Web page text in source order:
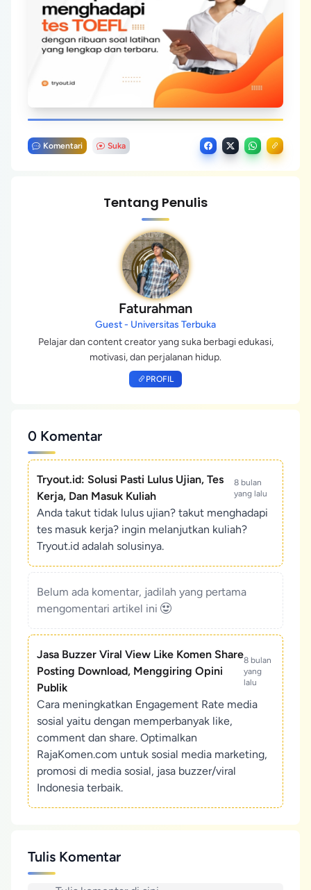
Komentari Suka
Tentang Penulis
Faturahman
Guest - Universitas Terbuka
Pelajar dan content creator yang suka berbagi edukasi,
motivasi, dan perjalanan hidup.
PROFIL
0 Komentar
Tryout.id: Solusi Pasti Lulus Ujian, Tes
Kerja, Dan Masuk Kuliah
8 bulan
yang lalu
Anda takut tidak lulus ujian? takut menghadapi
tes masuk kerja? ingin melanjutkan kuliah?
Tryout.id adalah solusinya.
Belum ada komentar, jadilah yang pertama
mengomentari artikel ini
Jasa Buzzer Viral View Like Komen Share
Posting Download, Menggiring Opini
Publik
8 bulan
yang
lalu
Cara meningkatkan Engagement Rate media
sosial yaitu dengan memperbanyak like,
comment dan share. Optimalkan
RajaKomen.com untuk sosial media marketing,
promosi di media sosial, jasa buzzer/viral
Indonesia terbaik.
Tulis Komentar